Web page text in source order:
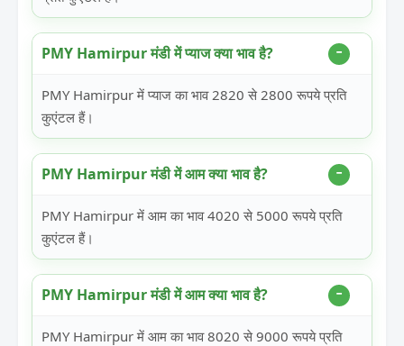
PMY Hamirpur मंडी में प्याज क्या भाव है?
PMY Hamirpur में प्याज का भाव 2820 से 2800 रूपये प्रति
कुएंटल हैं।
PMY Hamirpur मंडी में आम क्या भाव है?
PMY Hamirpur में आम का भाव 4020 से 5000 रूपये प्रति
कुएंटल हैं।
PMY Hamirpur मंडी में आम क्या भाव है?
PMY Hamirpur में आम का भाव 8020 से 9000 रूपये प्रति